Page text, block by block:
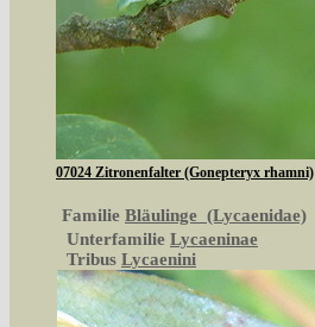
07024 Zitronenfalter (Gonepteryx rhamni)
Familie Bläulinge (Lycaenidae)
Unterfamilie Lycaeninae
Tribus Lycaenini